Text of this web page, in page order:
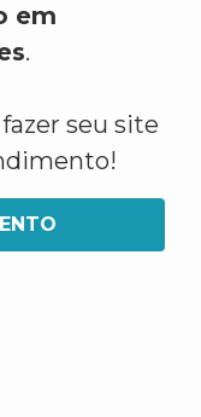
em
.
seu site